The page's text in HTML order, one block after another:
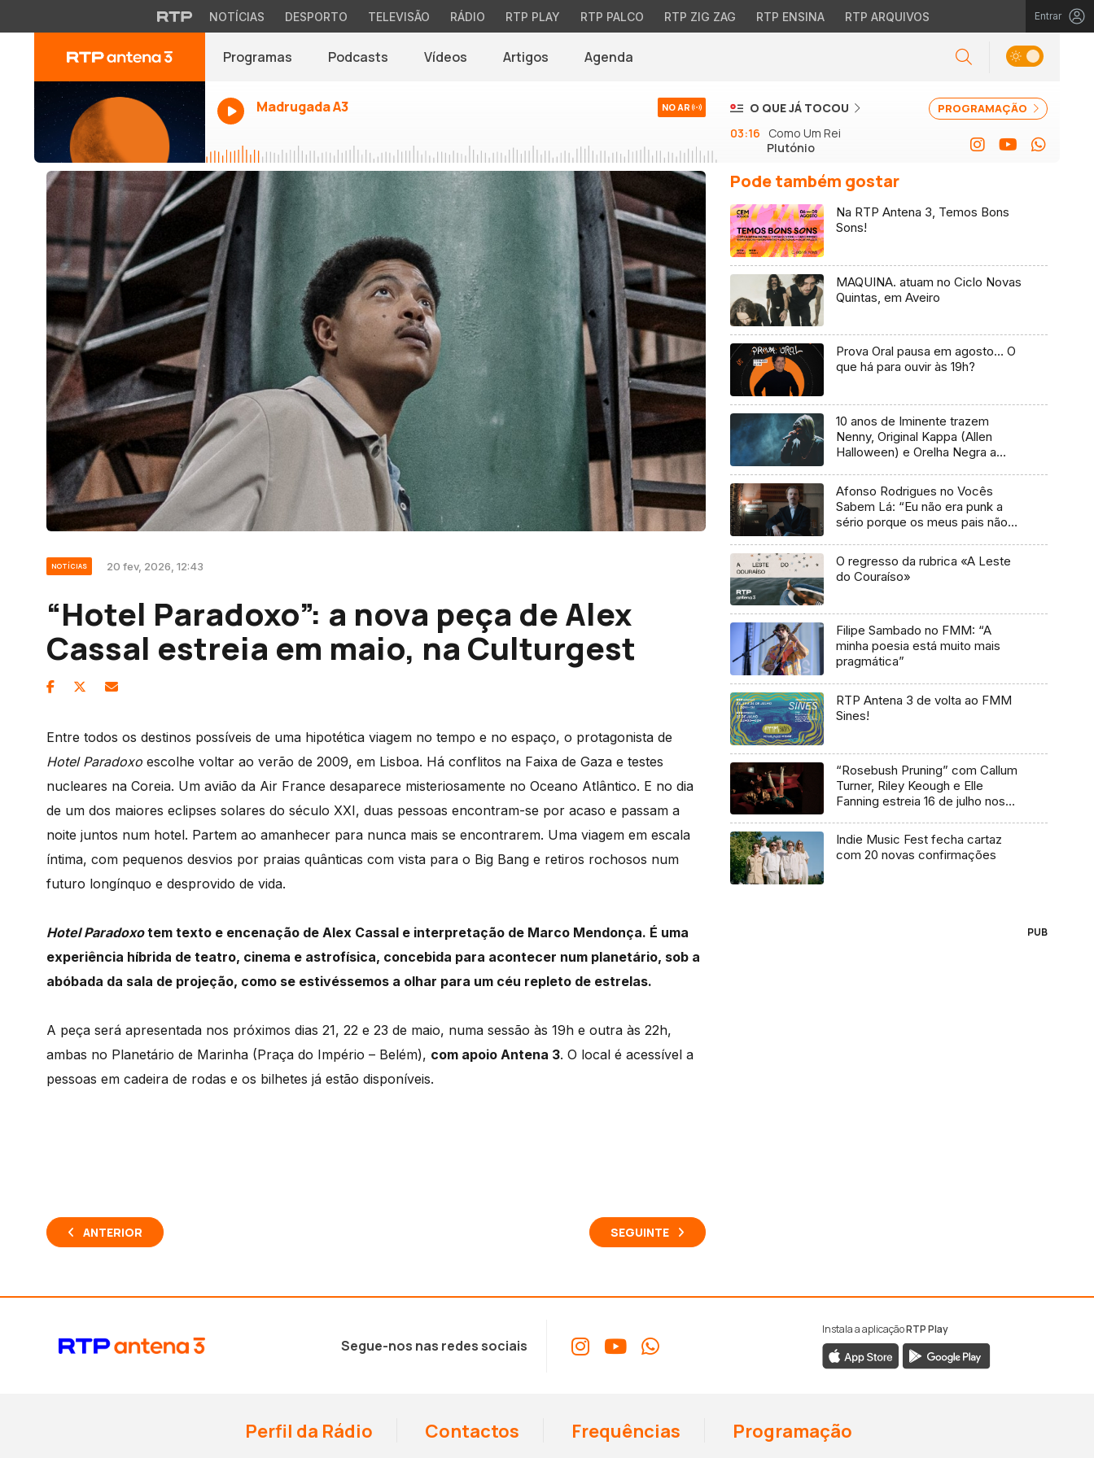
NOTÍCIAS DESPORTO TELEVISÃO RÁDIO RTP PLAY RTP PALCO RTP ZIG ZAG RTP ENSINA RTP ARQUIVOS Entrar
Programas Podcasts Vídeos Artigos Agenda
Madrugada A3 NO AR PROGRAMAÇÃO
O QUE JÁ TOCOU
03:16
Como Um Rei
Plutónio
NOTÍCIAS 20 fev, 2026, 12:43
“Hotel Paradoxo”: a nova peça de Alex
Cassal estreia em maio, na Culturgest
Entre todos os destinos possíveis de uma hipotética viagem no tempo e no espaço, o protagonista de
Hotel Paradoxo escolhe voltar ao verão de 2009, em Lisboa. Há conflitos na Faixa de Gaza e testes
nucleares na Coreia. Um avião da Air France desaparece misteriosamente no Oceano Atlântico. E no dia
de um dos maiores eclipses solares do século XXI, duas pessoas encontram-se por acaso e passam a
noite juntos num hotel. Partem ao amanhecer para nunca mais se encontrarem. Uma viagem em escala
íntima, com pequenos desvios por praias quânticas com vista para o Big Bang e retiros rochosos num
futuro longínquo e desprovido de vida.
Hotel Paradoxotem texto e encenação de Alex Cassal e interpretação de Marco Mendonça. É uma
experiência híbrida de teatro, cinema e astrofísica, concebida para acontecer num planetário, sob a
abóbada da sala de projeção, como se estivéssemos a olhar para um céu repleto de estrelas.
A peça será apresentada nos próximos dias 21, 22 e 23 de maio, numa sessão às 19h e outra às 22h,
ambas no Planetário de Marinha (Praça do Império – Belém), com apoio Antena 3. O local é acessível a
pessoas em cadeira de rodas e os bilhetes já estão disponíveis.
ANTERIOR SEGUINTE
Pode também gostar
Na RTP Antena 3, Temos Bons
Sons!
MAQUINA. atuam no Ciclo Novas
Quintas, em Aveiro
Prova Oral pausa em agosto… O
que há para ouvir às 19h?
10 anos de Iminente trazem
Nenny, Original Kappa (Allen
Halloween) e Orelha Negra a
Afonso Rodrigues no Vocês
Sabem Lá: “Eu não era punk a
sério porque os meus pais não
O regresso da rubrica «A Leste
do Couraíso»
Filipe Sambado no FMM: “A
minha poesia está muito mais
pragmática”
RTP Antena 3 de volta ao FMM
Sines!
“Rosebush Pruning” com Callum
Turner, Riley Keough e Elle
Fanning estreia 16 de julho nos
Indie Music Fest fecha cartaz
com 20 novas confirmações
PUB
Segue-nos nas redes sociais
Instala a aplicaçãoRTP Play
Perfil da Rádio Contactos Frequências Programação